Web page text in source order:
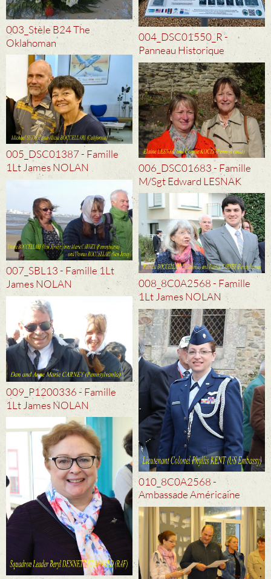
003_Stèle B24 The
Oklahoman
004_DSC01550_R -
Panneau Historique
005_DSC01387 - Famille
1Lt James NOLAN
006_DSC01683 - Famille
M/Sgt Edward LESNAK
007_SBL13 - Famille 1Lt
James NOLAN
008_8C0A2568 - Famille
1Lt James NOLAN
009_P1200336 - Famille
1Lt James NOLAN
010_8C0A2568 -
Ambassade Américaine